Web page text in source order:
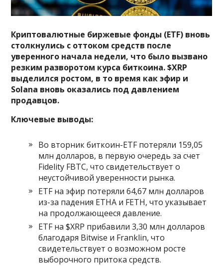
Криптовалютные биржевые фонды (ETF) вновь
столкнулись с оттоком средств после
уверенного начала недели, что было вызвано
резким разворотом курса биткоина. $XRP
выделился ростом, в то время как эфир и
Solana вновь оказались под давлением
продавцов.
Ключевые выводы:
Во вторник биткоин-ETF потеряли 159,05
млн долларов, в первую очередь за счет
Fidelity FBTC, что свидетельствует о
неустойчивой уверенности рынка.
ETF на эфир потеряли 64,67 млн долларов
из-за падения ETHA и FETH, что указывает
на продолжающееся давление.
ETF на $XRP прибавили 3,30 млн долларов
благодаря Bitwise и Franklin, что
свидетельствует о возможном росте
выборочного притока средств.